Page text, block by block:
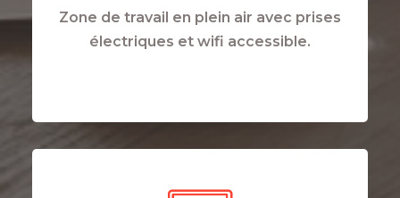
Zone de travail en plein air avec prises
électriques et wifi accessible.